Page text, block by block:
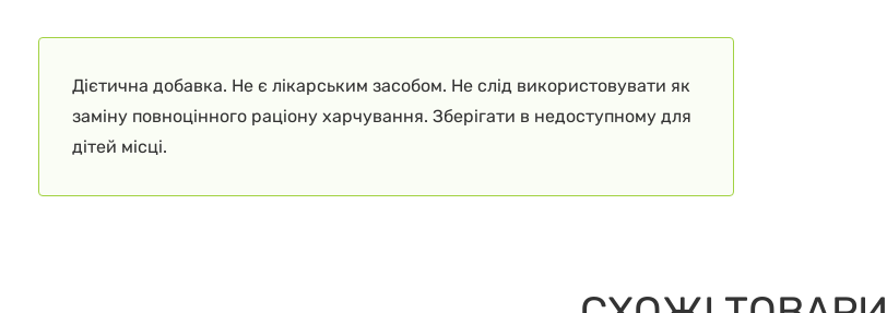
Дієтична добавка. Не є лікарським засобом. Не слід використовувати як
заміну повноцінного раціону харчування. Зберігати в недоступному для
дітей місці.